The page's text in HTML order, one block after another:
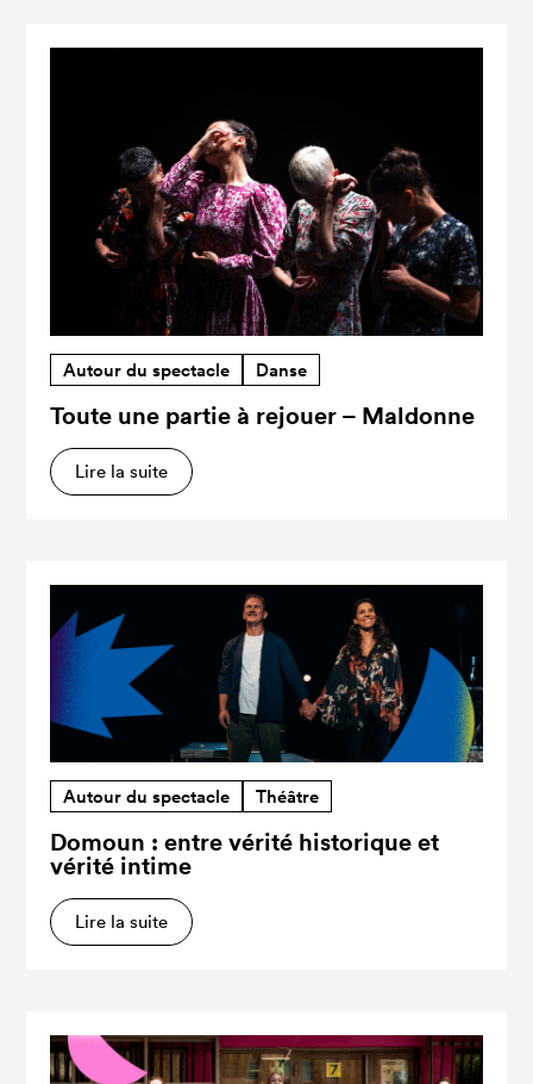
Autour du spectacle Danse
Toute une partie à rejouer – Maldonne
Lire la suite
Autour du spectacle Théâtre
Domoun : entre vérité historique et
vérité intime
Lire la suite